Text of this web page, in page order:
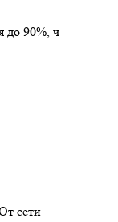
до 90%, ч
сети